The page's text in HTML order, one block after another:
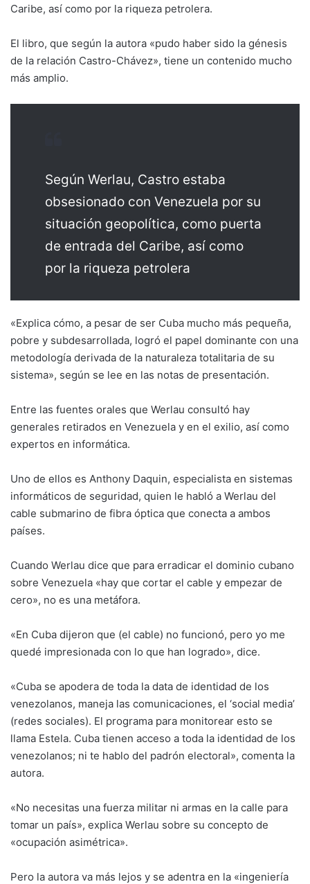
Caribe, así como por la riqueza petrolera.
El libro, que según la autora «pudo haber sido la génesis
de la relación Castro-Chávez», tiene un contenido mucho
más amplio.
Según Werlau, Castro estaba
obsesionado con Venezuela por su
situación geopolítica, como puerta
de entrada del Caribe, así como
por la riqueza petrolera
«Explica cómo, a pesar de ser Cuba mucho más pequeña,
pobre y subdesarrollada, logró el papel dominante con una
metodología derivada de la naturaleza totalitaria de su
sistema», según se lee en las notas de presentación.
Entre las fuentes orales que Werlau consultó hay
generales retirados en Venezuela y en el exilio, así como
expertos en informática.
Uno de ellos es Anthony Daquin, especialista en sistemas
informáticos de seguridad, quien le habló a Werlau del
cable submarino de fibra óptica que conecta a ambos
países.
Cuando Werlau dice que para erradicar el dominio cubano
sobre Venezuela «hay que cortar el cable y empezar de
cero», no es una metáfora.
«En Cuba dijeron que (el cable) no funcionó, pero yo me
quedé impresionada con lo que han logrado», dice.
«Cuba se apodera de toda la data de identidad de los
venezolanos, maneja las comunicaciones, el ‘social media’
(redes sociales). El programa para monitorear esto se
llama Estela. Cuba tienen acceso a toda la identidad de los
venezolanos; ni te hablo del padrón electoral», comenta la
autora.
«No necesitas una fuerza militar ni armas en la calle para
tomar un país», explica Werlau sobre su concepto de
«ocupación asimétrica».
Pero la autora va más lejos y se adentra en la «ingeniería